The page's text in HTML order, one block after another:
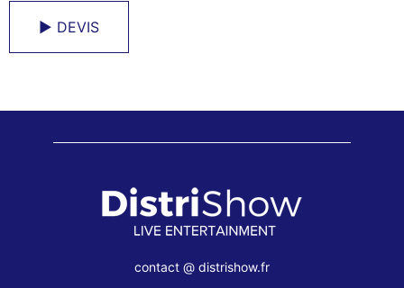
► DEVIS
contact @ distrishow.fr